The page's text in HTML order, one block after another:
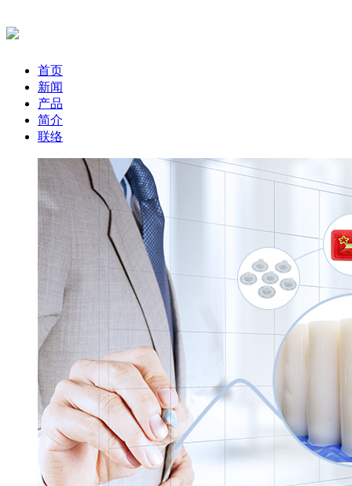
首页
新闻
产品
简介
联络